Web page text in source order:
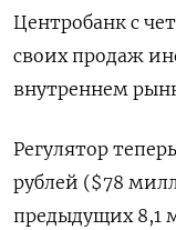
Центробанк с
своих продаж
внутреннем
Регулятор
рублей ($78
предыдущих 8,1